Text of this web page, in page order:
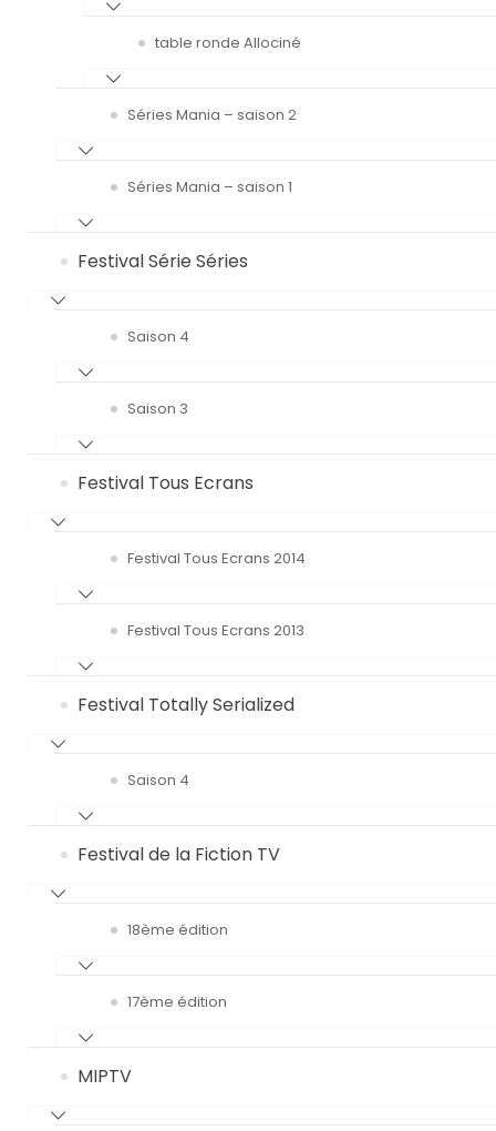
table ronde Allociné
Séries Mania – saison 2
Séries Mania – saison 1
Festival Série Séries
Saison 4
Saison 3
Festival Tous Ecrans
Festival Tous Ecrans 2014
Festival Tous Ecrans 2013
Festival Totally Serialized
Saison 4
Festival de la Fiction TV
18ème édition
17ème édition
MIPTV